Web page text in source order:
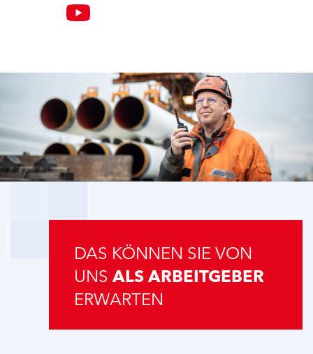
DAS KÖNNEN SIE VON
UNS ALS ARBEITGEBER
ERWARTEN